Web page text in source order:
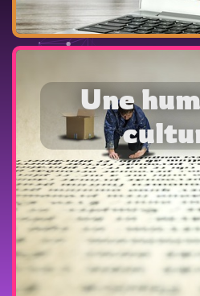
Une
Parce que c'est important.
film, écouter des
Découvrez l'instant
En savoir